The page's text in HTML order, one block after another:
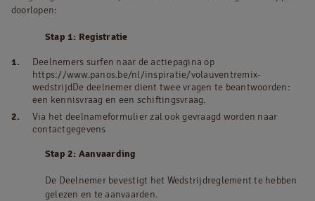
doorlopen:
Stap 1: Registratie
Deelnemers surfen naar de actiepagina op
https://www.panos.be/nl/inspiratie/volauventremix-
wedstrijdDe deelnemer dient twee vragen te beantwoorden:
een kennisvraag en een schiftingsvraag.
Via het deelnameformulier zal ook gevraagd worden naar
contactgegevens
Stap 2: Aanvaarding
De Deelnemer bevestigt het Wedstrijdreglement te hebben
gelezen en te aanvaarden.